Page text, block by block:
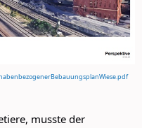
musste der